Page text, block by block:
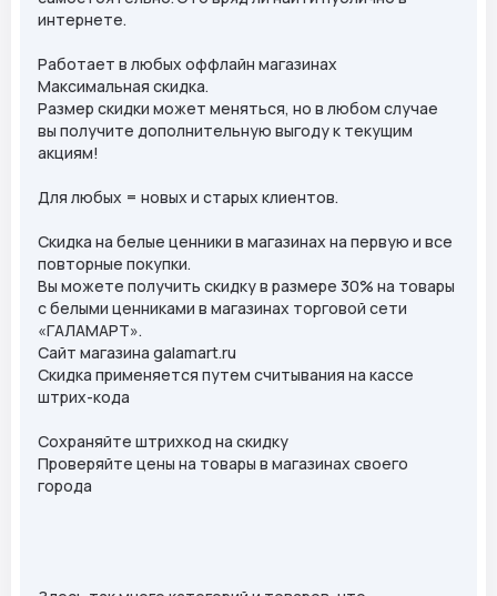
интернете.
Работает в любых оффлайн магазинах
Максимальная скидка.
Размер скидки может меняться, но в любом случае
вы получите дополнительную выгоду к текущим
акциям!
Для любых = новых и старых клиентов.
Скидка на белые ценники в магазинах на первую и все
повторные покупки.
Вы можете получить скидку в размере 30% на товары
с белыми ценниками в магазинах торговой сети
«ГАЛАМАРТ».
Сайт магазина galamart.ru
Скидка применяется путем считывания на кассе
штрих-кода
Сохраняйте штрихкод на скидку
Проверяйте цены на товары в магазинах своего
города